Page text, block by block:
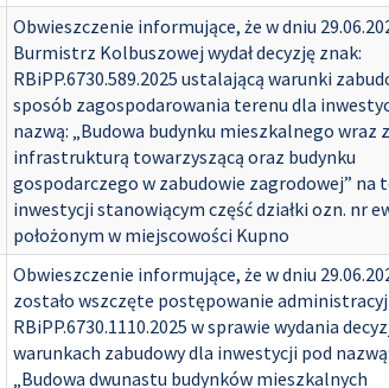
Obwieszczenie informujące, że w dniu
Burmistrz Kolbuszowej wydał decyzję znak:
RBiPP.6730.589.2025 ustalającą warunki
sposób zagospodarowania terenu dla
nazwą: „Budowa budynku mieszkalnego wraz z
infrastrukturą towarzyszącą oraz budynku
gospodarczego w zabudowie zagrodowej” na
inwestycji stanowiącym część działki ozn. nr
położonym w miejscowości Kupno
Obwieszczenie informujące, że w dniu
zostało wszczęte postępowanie
RBiPP.6730.1110.2025 w sprawie wydania
warunkach zabudowy dla inwestycji pod nazwą:
„Budowa dwunastu budynków mieszkalnych